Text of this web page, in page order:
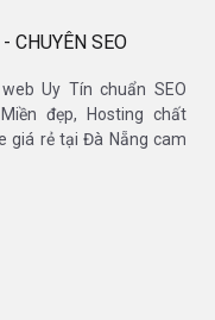
CHUYÊN SEO
Uy Tín chuẩn SEO
đẹp, Hosting chất
giá rẻ tại Đà Nẵng cam